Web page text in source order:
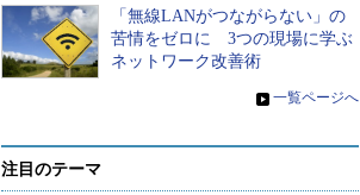
「無線LANがつながらない」の
苦情をゼロに 3つの現場に学ぶ
ネットワーク改善術
» 一覧ページへ
注目のテーマ